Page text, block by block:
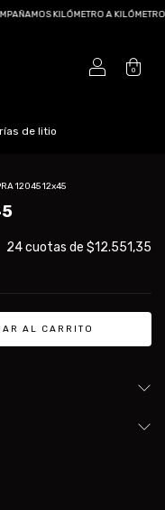
A KILÓMETRO TE
0
de litio
12045 12x45
24cuotas de $12.551,35